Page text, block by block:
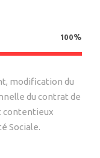
100%
modification du
du contrat de
contentieux
Sociale.